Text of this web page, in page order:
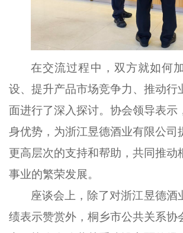
在交流过程中，双方就如何
设、提升产品市场竞争力、推动行
面进行了深入探讨。协会领导表示
身优势，为浙江昱德酒业有限公司
更高层次的支持和帮助，共同推动
事业的繁荣发展。
座谈会上，除了对浙江昱德酒
绩表示赞赏外，桐乡市公共关系协